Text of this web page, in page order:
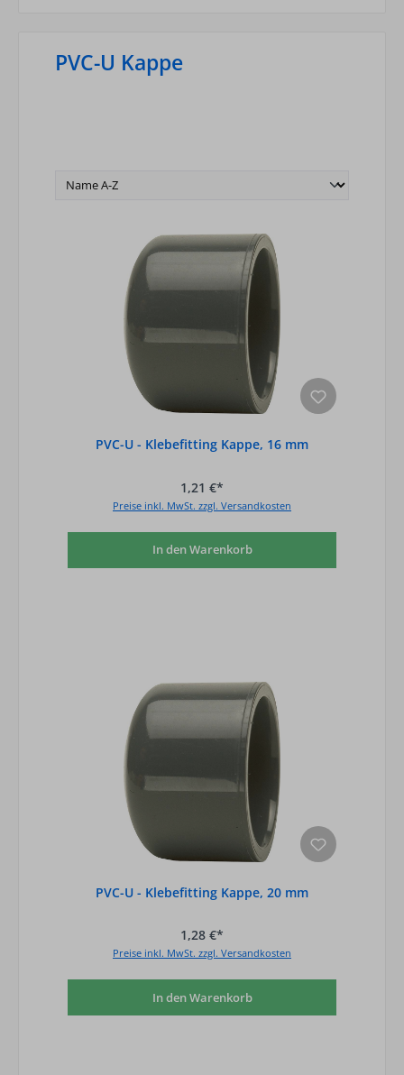
PVC-U Kappe
PVC-U - Klebefitting Kappe, 16 mm
1,21 €*
Preise inkl. MwSt. zzgl. Versandkosten
In den Warenkorb
PVC-U - Klebefitting Kappe, 20 mm
1,28 €*
Preise inkl. MwSt. zzgl. Versandkosten
In den Warenkorb